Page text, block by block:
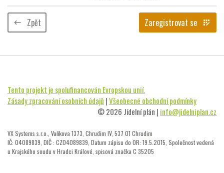
keyboard_backspace Zpět Zaregistrovat se app_registration
Tento projekt je spolufinancován Evropskou unií.
Zásady zpracování osobních údajů |Všeobecné obchodní podmínky
© 2026 Jídelní plán | info@jidelniplan.cz
VX Systems s.r.o., Vaňkova 1373, Chrudim IV, 537 01 Chrudim
IČ: 04089839, DIČ : CZ04089839, Datum zápisu do OR: 19.5.2015, Společnost vedená
u Krajského soudu v Hradci Králové, spisová značka C 35205